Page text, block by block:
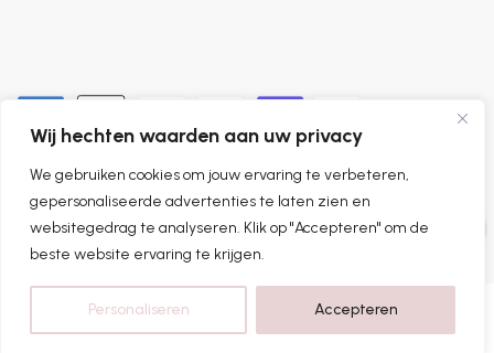
Wij hechten waarden aan uw privacy
We gebruiken cookies om jouw ervaring te verbeteren,
gepersonaliseerde advertenties te laten zien en
websitegedrag te analyseren. Klik op "Accepteren" om de
beste website ervaring te krijgen.
Personaliseren Accepteren
Home Categorieën Shop Account